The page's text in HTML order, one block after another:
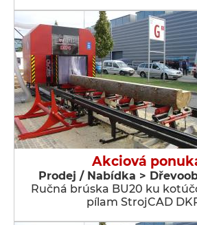
Akciová
Prodej / Nabídka >
Ručná brúska BU20 ku
pílam StrojCAD